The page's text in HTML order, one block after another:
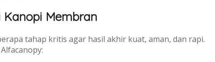
Kanopi Membran
tahap kritis agar hasil akhir kuat, aman, dan rapi.